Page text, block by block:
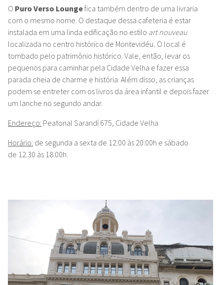
O Puro Verso Loungefica também dentro de uma livraria
com o mesmo nome. O destaque dessa cafeteria é estar
instalada em uma linda edificação no estilo art nouveau
localizada no centro histórico de Montevidéu O local é
tombado pelo patrimônio histórico. Vale, então, levar os
pequenos para caminhar pela Cidade Velha e fazer essa
parada cheia de charme e história. Além disso, as crianças
podem se entreter com os livros da área infantil e depois fazer
um lanche no segundo andar.
Endereço: Peatonal Sarandí 675, Cidade Velha
Horário: de segunda a sexta de 12:00 às 20:00h e sábado
de 12.30 às 18:00h.